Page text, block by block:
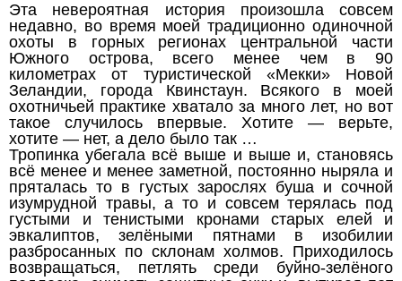
Эта невероятная история произошла совсем
недавно, во время моей традиционно одиночной
охоты в горных регионах центральной части
Южного острова, всего менее чем в 90
километрах от туристической «Мекки» Новой
Зеландии, города Квинстаун. Всякого в моей
охотничьей практике хватало за много лет, но вот
такое случилось впервые. Хотите — верьте,
хотите — нет, а дело было так …
Тропинка убегала всё выше и выше и, становясь
всё менее и менее заметной, постоянно ныряла и
пряталась то в густых зарослях буша и сочной
изумрудной травы, а то и совсем терялась под
густыми и тенистыми кронами старых елей и
эвкалиптов, зелёными пятнами в изобилии
разбросанных по склонам холмов. Приходилось
возвращаться, петлять среди буйно-зелёного